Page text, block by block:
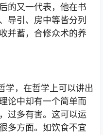
的又一代表，他在书
导引、房中等皆分列
并蓄，合修众术的养
学，在哲学上可以讲出
论中却有一个简单而
过多有害。这可以运
多方面。如饮食不宜